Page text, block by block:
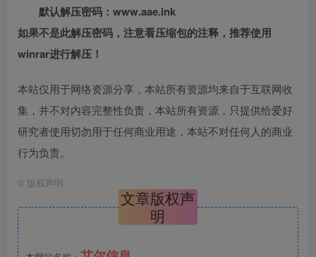
默认解压密码：www.aae.ink
如果不是此解压密码，注意看压缩包的注释，推荐使用
winrar进行解压！
本站仅用于网络资源分享，本站所有资源均来自于互联网收
集，并不对内容完整性负责，本站所有资源，只提供给爱好
研究者使用切勿用于任何商业用途，本站不对任何人的商业
行为负责。
© 版权声明
文章版权声
明